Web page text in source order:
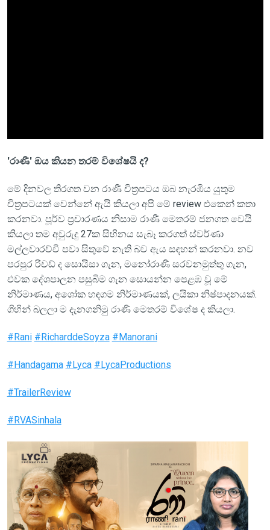
'රාණී' ඔය කියන තරම් විශේෂයි ද?
මේ දිනවල තිරගත වන රාණී චිත්‍රපටය ඔබ නැරඹිය යුතුම
චිත්‍රපටයක් වෙන්නේ ඇයි කියලා අපි මේ review එකෙන් කතා
කරනවා. පූර්ව ප්‍රචාරණය නිසාම රාණී මෙතරම් ජනගත වෙයි
කියලා තම අවුරුදු 27ක සිහිනය සැබෑ කරගත් ස්වර්ණා
මල්ලවාරච්චි පවා සිතුවේ නැති බව ඇය සඳහන් කරනවා. නව
පරපුර රිචඩ් ද සොයිසා ගැන, මනෝරාණි සරවනමුත්තු ගැන,
එවක දේශපාලන පසුබිම ගැන සොයන්න පෙළඹ වූ මේ
නිර්මාණය, අශෝක හඳගම නිර්මාණයක්, ලයිකා නිෂ්පාදනයක්.
ගිහින් බලලා ම දැනගනිමු රාණි මෙතරම් විශේෂ ද කියලා.
#Rani #RicharddeSoyza #Manorani
#Handagama #Lyca #LycaProductions
#TrailerReview
#RVASinhala